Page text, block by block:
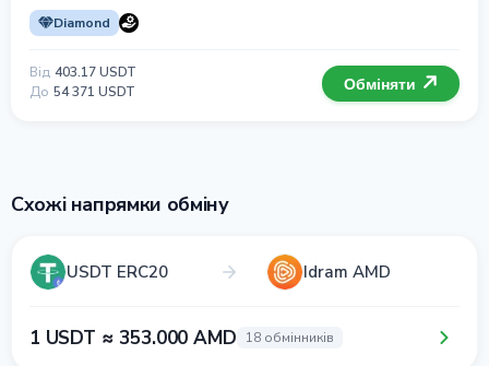
Diamond
Від 403.17 USDT
До 54 371 USDT Обміняти
Схожі напрямки обміну
USDT ERC20 Idram AMD
1 USDT ≈ 353.000 AMD 18 обмінників